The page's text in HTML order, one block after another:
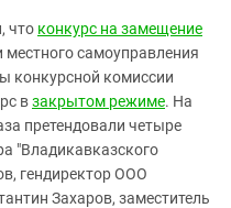
что конкурс на замещение
самоуправления
конкурсной комиссии
взакрытом режиме. На
претендовали четыре
"Владикавказского
гендиректор ООО
Захаров, заместитель